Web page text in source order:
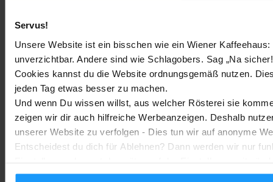
Servus!
Unsere Website ist ein bisschen wie ein Wiener
unverzichtbar. Andere sind wie Schlagobers. Sag „Na
Cookies kannst du die Website ordnungsgemäß nutzen.
jeden Tag etwas besser zu machen.
Und wenn Du wissen willst, aus welcher Rösterei sie
zeigen wir dir auch hilfreiche Werbeanzeigen. Deshalb
unserer Website zu verfolgen - Dies tun wir auf anonyme
Entscheidest du dich für Ablehnen? Dann werden wir nur
Sony WH-CH730N geleakt: Alles zu Sonys neuen Budget-
Kopfhörern
Trends & Technologien Marc - 2. August 2026
Homematic IP Kamera: Die neue Kamerafamilie im Überblick
Smarte Sicherheit Marc - 1. August 2026